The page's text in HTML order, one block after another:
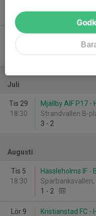
Sön 22
IF Limhamn
Brovallen,
Juli
Tis 29
18:30
Mjällby AIF P17 -
Strandvallen B-
3 - 2
Augusti
Tis 5
18:30
Hässleholms IF -
1 - 2
Lör 9
Kristianstad FC -